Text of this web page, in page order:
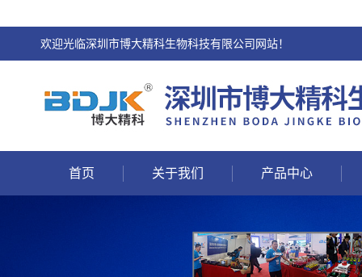
欢迎光临深圳市博大精科生物科技有限公司网站！
首页 关于我们 产品中心